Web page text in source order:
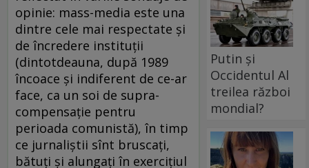
opinie: mass-media este una
dintre cele mai respectate şi
de încredere instituţii
(dintotdeauna, după 1989
încoace şi indiferent de ce-ar
face, ca un soi de supra-
compensaţie pentru
perioada comunistă), în timp
ce jurnaliştii sînt bruscaţi,
bătuţi şi alungaţi în exerciţiul
Putin și
Occidentul Al
treilea război
mondial?